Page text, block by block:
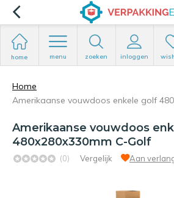
home menu zoeken inloggen
Home
Amerikaanse vouwdoos enkele golf
Amerikaanse vouwdoos
480x280x330mm C-Golf
(0) Vergelijk Aan